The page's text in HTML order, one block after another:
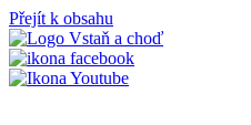
Přejít k obsahu